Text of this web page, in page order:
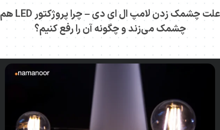
علت چشمک زدن لامپ ال ای دی – چرا پروژکتور LED هم
چشمک می‌زند و چگونه آن را رفع کنیم؟